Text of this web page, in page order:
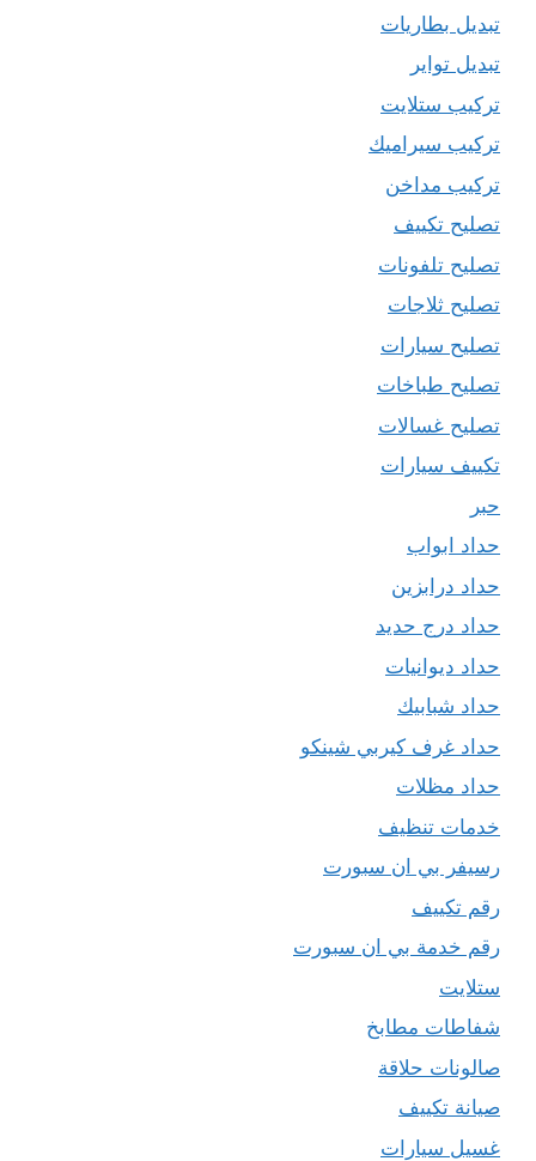
تبديل بطاريات
تبديل تواير
تركيب ستلايت
تركيب سيراميك
تركيب مداخن
تصليح تكييف
تصليح تلفونات
تصليح ثلاجات
تصليح سيارات
تصليح طباخات
تصليح غسالات
تكييف سيارات
حبر
حداد ابواب
حداد درابزين
حداد درج حديد
حداد ديوانيات
حداد شبابيك
حداد غرف كيربي شينكو
حداد مظلات
خدمات تنظيف
رسيفر بي ان سبورت
رقم تكييف
رقم خدمة بي ان سبورت
ستلايت
شفاطات مطابخ
صالونات حلاقة
صيانة تكييف
غسيل سيارات